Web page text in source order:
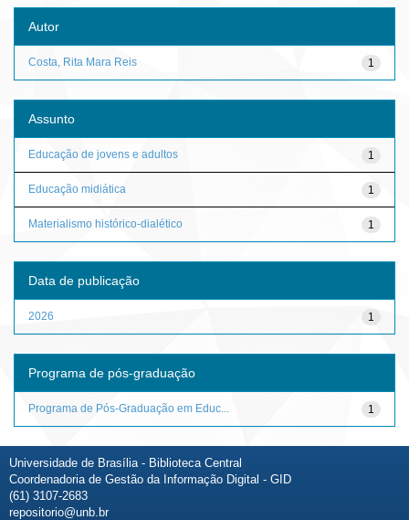
Autor
1
Costa, Rita Mara Reis
Assunto
1
Educação de jovens e adultos
1
Educação midiática
1
Materialismo histórico-dialético
Data de publicação
1
2026
Programa de pós-graduação
1
Programa de Pós-Graduação em Educ...
Universidade de Brasília - Biblioteca Central
Coordenadoria de Gestão da Informação Digital - GID
(61) 3107-2683
repositorio@unb.br